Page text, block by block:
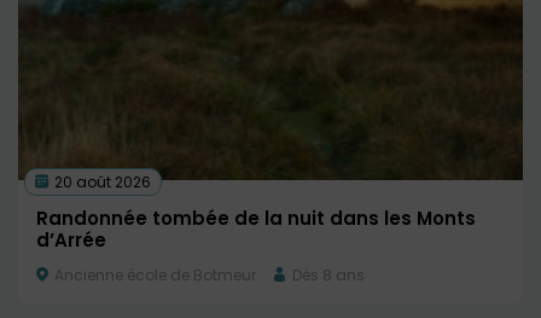
20 août 2026
Randonnée tombée de la nuit dans les Monts
d’Arrée
Ancienne école de Botmeur Dès 8 ans